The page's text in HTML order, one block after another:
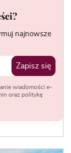
najnowsze
Zapisz się
wiadomości e-
oraz politykę